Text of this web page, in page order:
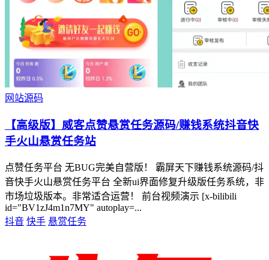
网站源码
【高级版】威客点赞悬赏任务源码/赚钱系统抖音快
手火山悬赏任务站
点赞任务平台 无BUG完美自营版！ 霸屏天下赚钱系统源码/抖
音快手火山悬赏任务平台 全新ui界面修复升级版任务系统，非
市场垃圾版本。非常适合运营！ 前台视频演示 [x-bilibili
id="BV1zJ4m1n7MY" autoplay=...
抖音 快手 悬赏任务